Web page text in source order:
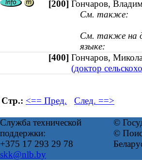
[200] Гончаров,
См. также:
См. также на
языке:
[400] Гончаров,
(доктор
Стр.: <== Пред. След. ==>
Служба технической
поддержки:
+375 17 293 29 78
skk@nlb.by
©
©